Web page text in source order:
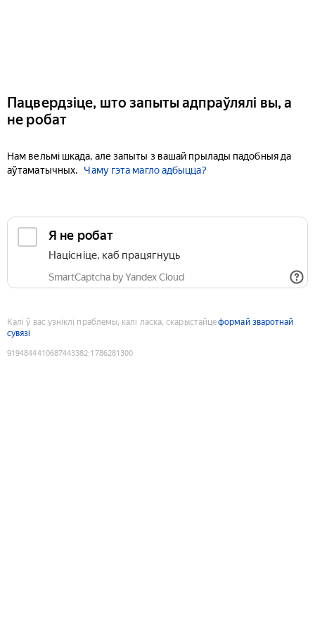
Пацвердзіце, што запыты адпраўлялі вы, а
не робат
Нам вельмі шкада, але запыты з вашай прылады падобныя да
аўтаматычных.
Чаму гэта магло адбыцца?
Я не робат
Націсніце, каб працягнуць
SmartCaptcha by Yandex Cloud
Калі ў вас узніклі праблемы, калі ласка, скарыстайцеформай зваротнай
сувязі
9194844410687443382:1786281300